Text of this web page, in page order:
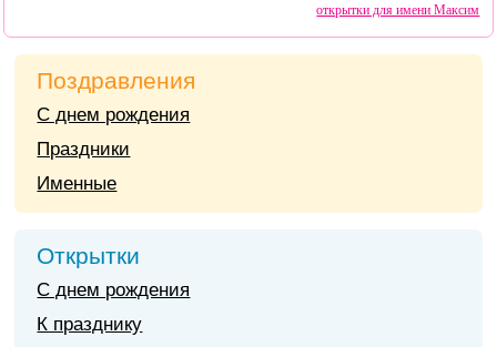
открытки для имени Максим
Поздравления
С днем рождения
Праздники
Именные
Открытки
С днем рождения
К празднику